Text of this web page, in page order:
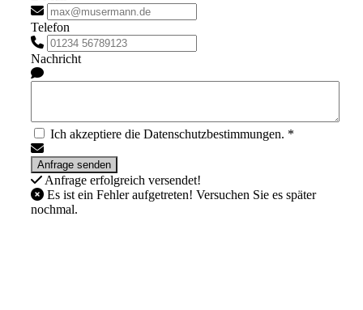
Telefon
Nachricht
Ich akzeptiere die Datenschutzbestimmungen. *
Anfrage erfolgreich versendet!
Es ist ein Fehler aufgetreten! Versuchen Sie es später
nochmal.